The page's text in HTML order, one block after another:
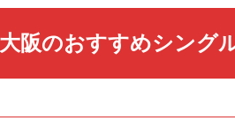
阪のおすすめシング